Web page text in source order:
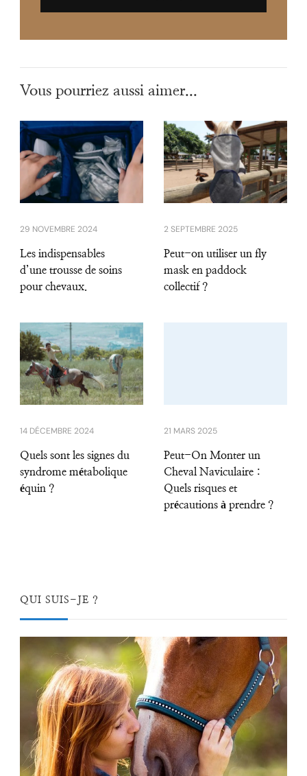
Vous pourriez aussi aimer...
29 NOVEMBRE 2024
Les indispensables
d’une trousse de soins
pour chevaux.
2 SEPTEMBRE 2025
Peut-on utiliser un fly
mask en paddock
collectif ?
14 DÉCEMBRE 2024
Quels sont les signes du
syndrome métabolique
équin ?
21 MARS 2025
Peut-On Monter un
Cheval Naviculaire :
Quels risques et
précautions à prendre ?
QUI SUIS-JE ?